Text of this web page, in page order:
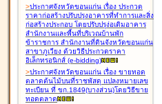
>ประกาศจังหวัดขอนแก่น เรื่อง ประกวด
ราคาก่อสร้างปรับปรุงอาคารที่ทำการและสิ่ง
ก่อสร้างประกอบ โดยปรับปรุง่อเติมอาคาร
สำนักงานและพื้นที่บริเวณบ้านพัก
ข้าราชการ สำนักงานที่ดินจังหวัดขอนแก่น
สาขาภูเวียง ด้วยวิธีประกวดราคา
อิเล็กทรอนิกส์ (e-bidding)
>ประกาศจังหวัดขอนแก่น เรื่อง ขายทอด
ตลาดต้นไม้บนที่ราชพัสดุ แปลงหมายเลข
ทะเบียน ที่ ขก.1849(บางส่วน)โดยวิธีขาย
ทอดตลาด